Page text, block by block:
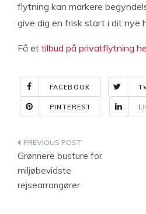
flytning kan markere
give dig en frisk start i dit nye
Få et tilbud på privatflytning
FACEBOOK
PINTEREST
Indlægsnavigation
Grønnere busture for
miljøbevidste
rejsearrangører